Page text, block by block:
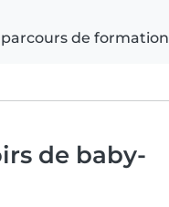
de formation
de baby-